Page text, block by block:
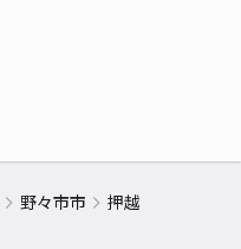
野々市市 押越